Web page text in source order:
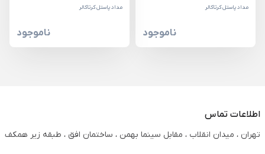
مداد پاستل کرتاکالر
ناموجود
مداد پاستل کرتاکالر
ناموجود
اطلاعات تماس
تهران ، میدان انقلاب ، مقابل سینما بهمن ، ساختمان افق ، طبقه زیر همکف